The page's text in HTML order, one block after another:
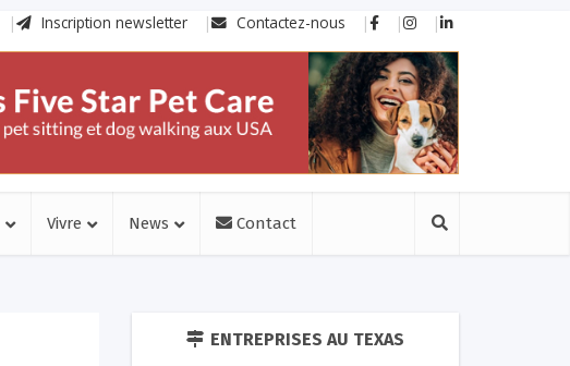
Inscription newsletter Contactez-nous
Vivre News Contact
ENTREPRISES AU TEXAS